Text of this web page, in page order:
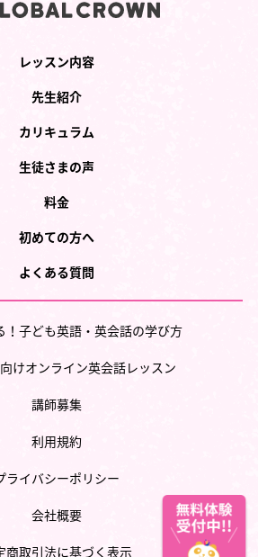
レッスン内容
先生紹介
カリキュラム
生徒さまの声
料金
初めての方へ
よくある質問
！子ども英語・英会話の学び方
けオンライン英会話レッスン
講師募集
利用規約
ライバシーポリシー
会社概要
商取引法に基づく表示